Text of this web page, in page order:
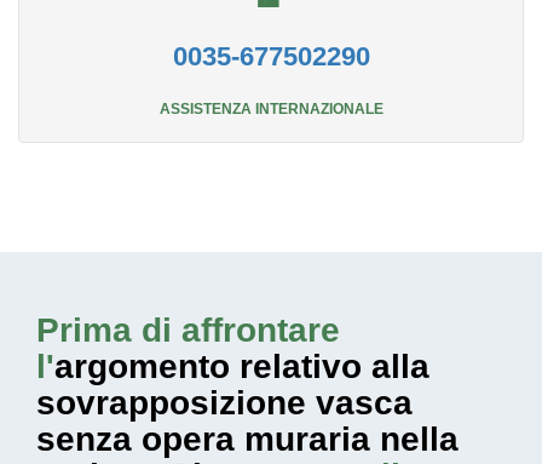
0035-677502290
ASSISTENZA INTERNAZIONALE
Prima di affrontare
l'argomento relativo alla
sovrapposizione vasca
senza opera muraria nella